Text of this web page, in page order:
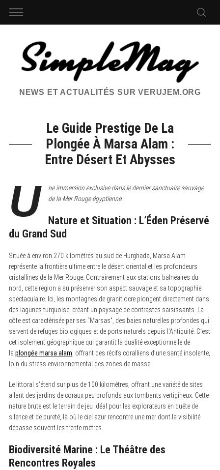
NEWS ET ACTUALITÉS SUR VERUJEM.ORG
Le Guide Prestige De La
Plongée À Marsa Alam :
Entre Désert Et Abysses
U
ne immersion exclusive dans le dernier sanctuaire sauvage
de la Mer Rouge égyptienne.
Nature et Situation : L’Éden Préservé
du Grand Sud
Située à environ 270 kilomètres au sud de Hurghada, Marsa Alam
représente la frontière ultime entre le désert oriental et les profondeurs
cristallines de la Mer Rouge. Contrairement aux stations balnéaires du
nord, cette région a su préserver son aspect sauvage et sa topographie
spectaculaire. Ici, les montagnes de granit ocre plongent directement dans
des lagunes turquoise, créant un paysage de contrastes saisissants. La
côte est caractérisée par ses “Marsas”, des baies naturelles profondes qui
servent de refuges biologiques et de ports naturels depuis l’Antiquité. C’est
cet isolement géographique qui garantit la qualité exceptionnelle de
la plongée marsa alam , offrant des récifs coralliens d’une santé insolente,
loin du stress environnemental des zones de masse.
Le littoral s’étend sur plus de 100 kilomètres, offrant une variété de sites
allant des jardins de coraux peu profonds aux tombants vertigineux. Cette
nature brute est le terrain de jeu idéal pour les explorateurs en quête de
silence et de pureté, là où le ciel azur rencontre une mer dont la visibilité
dépasse souvent les trente mètres.
Biodiversité Marine : Le Théâtre des
Rencontres Royales